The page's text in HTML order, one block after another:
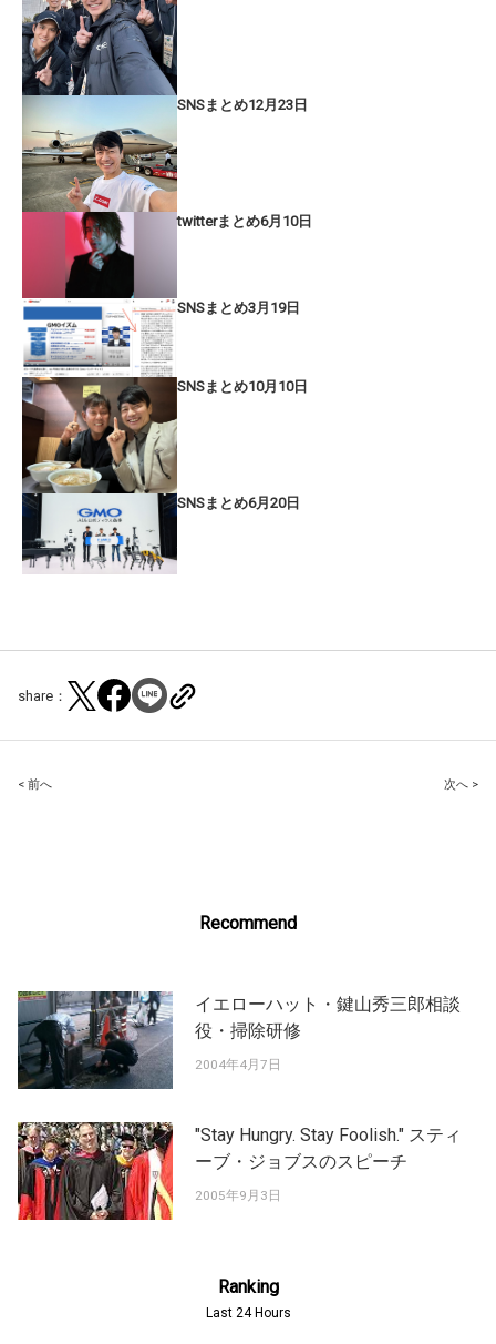
SNSまとめ12月23日
twitterまとめ6月10日
SNSまとめ3月19日
SNSまとめ10月10日
SNSまとめ6月20日
share：
Post
< 前へ 次へ >
Recommend
イエローハット・鍵山秀三郎相談
役・掃除研修
2004年4月7日
"Stay Hungry. Stay Foolish." スティ
ーブ・ジョブスのスピーチ
2005年9月3日
Ranking
Last 24 Hours